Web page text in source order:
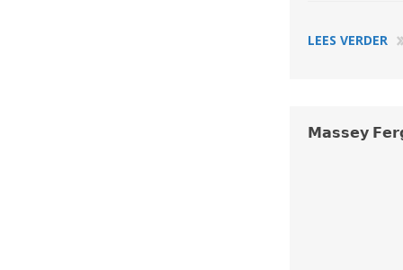
LEES VERDER
𝗠𝗮𝘀𝘀𝗲𝘆